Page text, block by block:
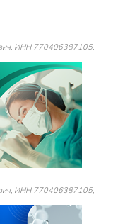
ИНН 770406387105,
ИНН 770406387105,